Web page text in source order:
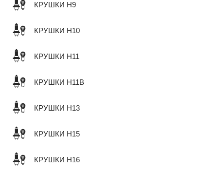
КРУШКИ H9
КРУШКИ H10
КРУШКИ H11
КРУШКИ H11B
КРУШКИ H13
КРУШКИ H15
КРУШКИ H16